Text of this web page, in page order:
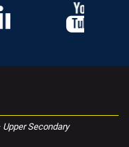
Secondary